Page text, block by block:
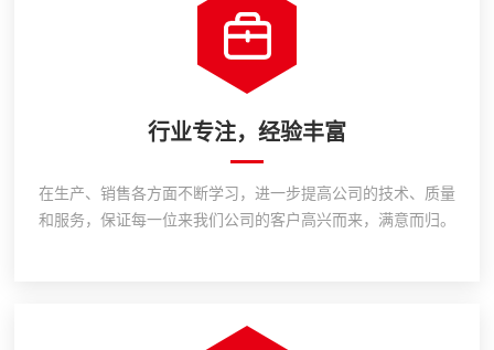
行业专注，经验丰富
在生产、销售各方面不断学习，进一步提高公司的技术、质量
和服务，保证每一位来我们公司的客户高兴而来，满意而归。